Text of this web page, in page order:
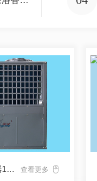
果洛V型蒸发器15P 查看更多